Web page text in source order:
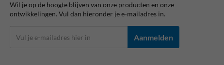
Wil je op de hoogte blijven van onze producten en onze
ontwikkelingen. Vul dan hieronder je e-mailadres in.
Aanmelden